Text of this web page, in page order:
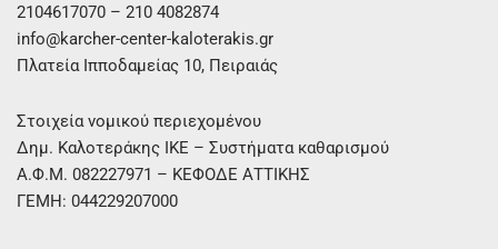
2104617070 – 210 4082874
info@karcher-center-kaloterakis.gr
Πλατεία Ιπποδαμείας 10, Πειραιάς
Στοιχεία νομικού περιεχομένου
Δημ. Καλοτεράκης ΙΚΕ – Συστήματα καθαρισμού
Α.Φ.Μ. 082227971 – ΚΕΦΟΔΕ ΑΤΤΙΚΗΣ
ΓΕΜΗ: 044229207000